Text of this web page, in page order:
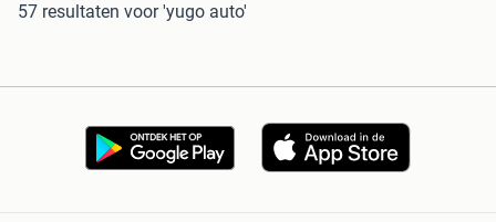
57 resultaten voor 'yugo auto'